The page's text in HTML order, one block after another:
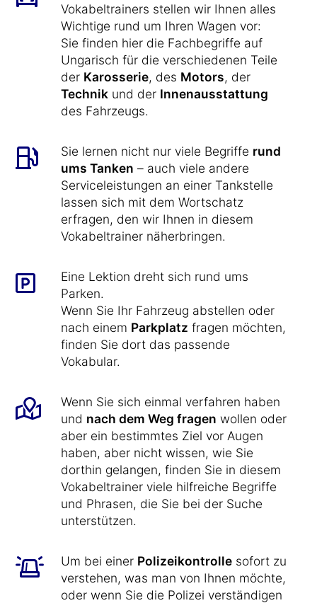
Vokabeltrainers stellen wir Ihnen alles
Wichtige rund um Ihren Wagen vor:
Sie finden hier die Fachbegriffe auf
Ungarisch für die verschiedenen Teile
der Karosserie, des Motors, der
Technik und der Innenausstattung
des Fahrzeugs.
Sie lernen nicht nur viele Begriffe rund
ums Tanken – auch viele andere
Serviceleistungen an einer Tankstelle
lassen sich mit dem Wortschatz
erfragen, den wir Ihnen in diesem
Vokabeltrainer näherbringen.
Eine Lektion dreht sich rund ums
Parken.
Wenn Sie Ihr Fahrzeug abstellen oder
nach einem Parkplatz fragen möchten,
finden Sie dort das passende
Vokabular.
Wenn Sie sich einmal verfahren haben
und nach dem Weg fragen wollen oder
aber ein bestimmtes Ziel vor Augen
haben, aber nicht wissen, wie Sie
dorthin gelangen, finden Sie in diesem
Vokabeltrainer viele hilfreiche Begriffe
und Phrasen, die Sie bei der Suche
unterstützen.
Um bei einer Polizeikontrolle sofort zu
verstehen, was man von Ihnen möchte,
oder wenn Sie die Polizei verständigen